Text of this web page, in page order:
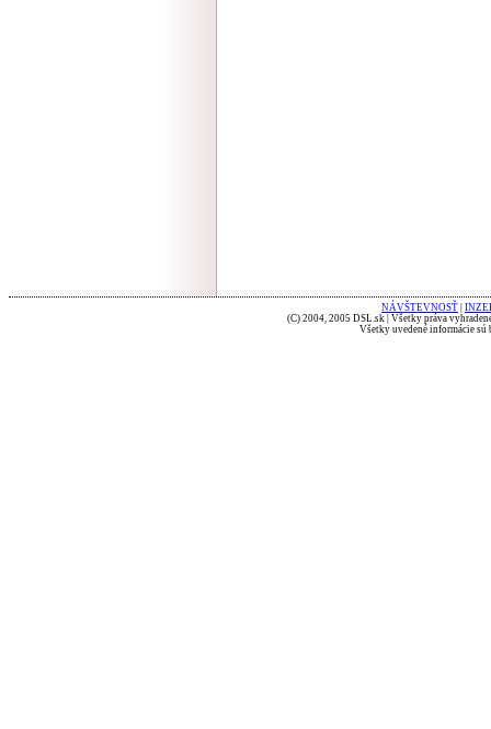
NÁVŠTEVNOSŤ
(C) 2004, 2005 DSL.sk | Všetky práva
Všetky uvedené informácie sú